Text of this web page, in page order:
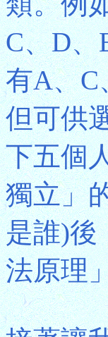
C、D、
有A、C
但可供
下五個
獨立」
是誰)後
法原理